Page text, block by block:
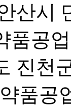
산시
품공
진천
품공